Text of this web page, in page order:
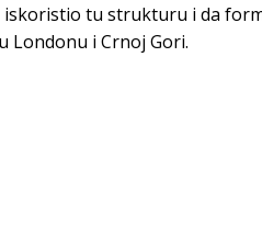
iskoristio tu strukturu i da
Londonu i Crnoj Gori.